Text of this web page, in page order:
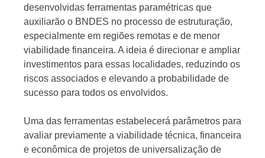
desenvolvidas ferramentas paramétricas que
auxiliarão o BNDES no processo de estruturação,
especialmente em regiões remotas e de menor
viabilidade financeira. A ideia é direcionar e ampliar
investimentos para essas localidades, reduzindo os
riscos associados e elevando a probabilidade de
sucesso para todos os envolvidos.
Uma das ferramentas estabelecerá parâmetros para
avaliar previamente a viabilidade técnica, financeira
e econômica de projetos de universalização de